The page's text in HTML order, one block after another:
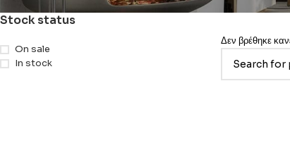
Stock status
On sale
In stock
Δεν βρέθηκε